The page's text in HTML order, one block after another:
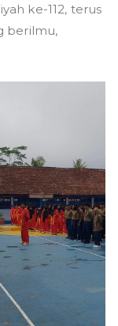
ke-112, terus
berilmu,